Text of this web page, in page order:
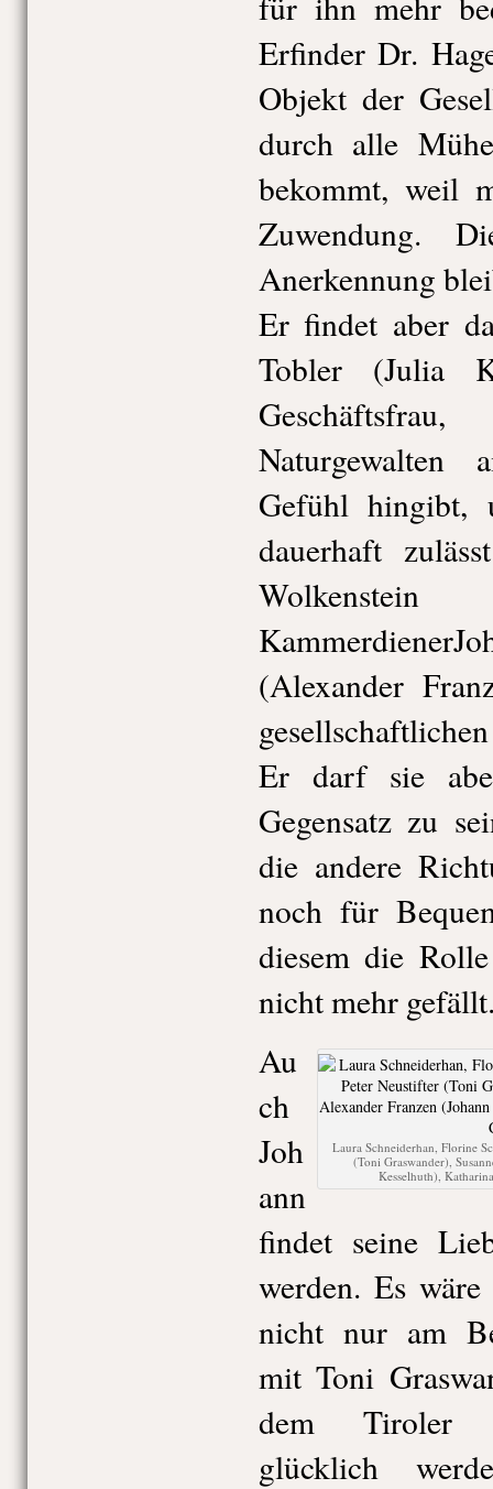
Erfinder Dr.
Objekt der
durch alle
bekommt, weil
Zuwendung.
Anerkennung
Er findet aber
Tobler (Julia
Naturgewalten
Gefühl hingibt,
dauerhaft
(Alexander
Er darf sie
Gegensatz zu
die andere
noch für
diesem die
nicht mehr
Laura Schneiderhan, Florine
(Toni Graswander),
Kesselhuth),
Au
ch
Joh
ann
findet seine
werden. Es
nicht nur am
mit Toni
dem Tiroler
glücklich